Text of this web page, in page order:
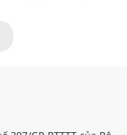
cả nước yếu ớt, mỗi